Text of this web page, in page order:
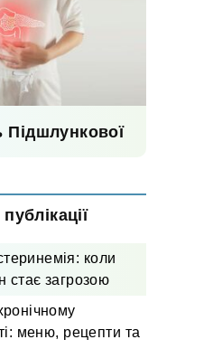
Підшлункової
коли
стає загрозою
меню, рецепти та